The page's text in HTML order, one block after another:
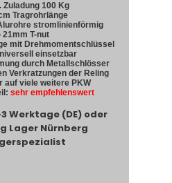
Zuladung 100 Kg
Tragrohrlänge
stromlinienförmig
21mm T-nut
mit Drehmomentschlüssel
einsetzbar
durch Metallschlösser
Verkratzungen der Reling
auf viele weitere PKW
sehr empfehlenswert
Werktage (DE) oder
Lager Nürnberg